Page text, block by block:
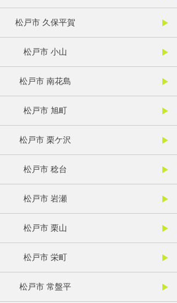
松戸市 久保平賀
松戸市 小山
松戸市 南花島
松戸市 旭町
松戸市 栗ケ沢
松戸市 稔台
松戸市 岩瀬
松戸市 栗山
松戸市 栄町
松戸市 常盤平